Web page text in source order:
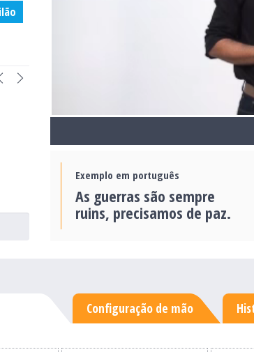
Exemplo em português
As guerras são sempre
ruins, precisamos de paz.
Configuração de mão